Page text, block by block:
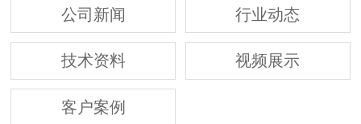
公司新闻 行业动态
技术资料 视频展示
客户案例